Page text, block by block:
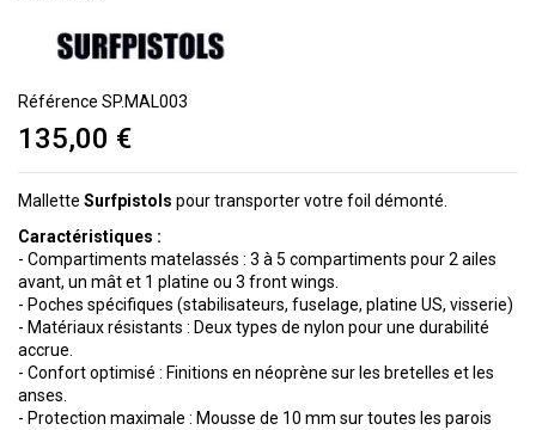
Référence SP.MAL003
135,00 €
Mallette Surfpistols pour transporter votre foil démonté.
Caractéristiques :
- Compartiments matelassés : 3 à 5 compartiments pour 2 ailes
avant, un mât et 1 platine ou 3 front wings.
- Poches spécifiques (stabilisateurs, fuselage, platine US, visserie)
- Matériaux résistants : Deux types de nylon pour une durabilité
accrue.
- Confort optimisé : Finitions en néoprène sur les bretelles et les
anses.
- Protection maximale : Mousse de 10 mm sur toutes les parois